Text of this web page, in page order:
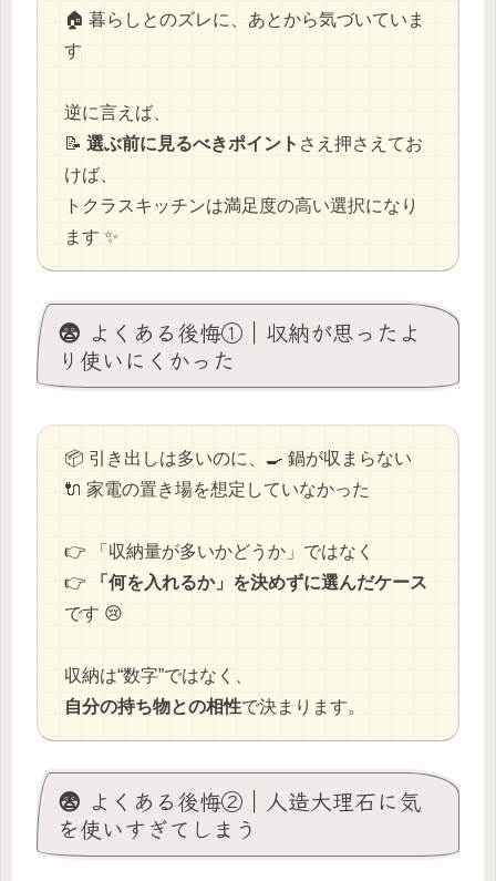
🏠 暮らしとのズレに、あとから気づいていま
す
逆に言えば、
📝 選ぶ前に見るべきポイント さえ押さえてお
けば、
トクラスキッチンは満足度の高い選択になり
ます ✨
😨 よくある後悔①｜収納が思ったよ
り使いにくかった
📦 引き出しは多いのに、🍳 鍋が収まらない
🔌 家電の置き場を想定していなかった
👉 「収納量が多いかどうか」ではなく
👉
「何を入れるか」を決めずに選んだケース
です 😢
収納は“数字”ではなく、
自分の持ち物との相性で決まります。
😨 よくある後悔②｜人造大理石に気
を使いすぎてしまう